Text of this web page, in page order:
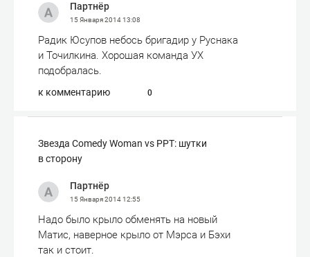
Партнёр
15 Января 201413:08
Радик Юсупов небось бригадир у Руснака
и Точилкина. Хорошая команда УХ
подобралась.
к комментарию 0
Звезда Comedy Woman vs РРТ: шутки
в сторону
Партнёр
15 Января 201412:55
Надо было крыло обменять на новый
Матис, наверное крыло от Мэрса и Бэхи
так и стоит.